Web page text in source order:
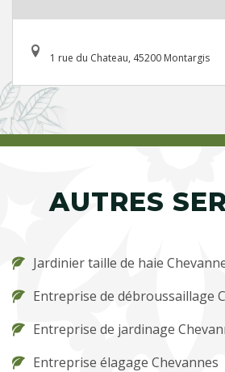
1 rue du Chateau, 45200 Montargis
AUTRES
Jardinier taille de haie
Entreprise de débroussaillage
Entreprise de jardinage
Entreprise élagage Chevannes